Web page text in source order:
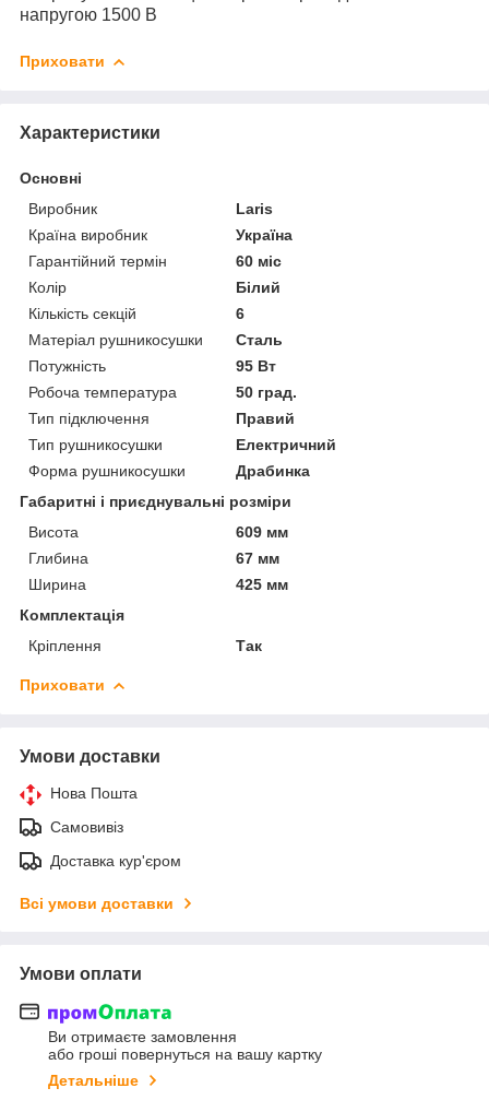
напругою 1500 В
Приховати
Характеристики
Основні
Виробник
Laris
Країна виробник
Україна
Гарантійний термін
60 міс
Колір
Білий
Кількість секцій
6
Матеріал рушникосушки
Сталь
Потужність
95 Вт
Робоча температура
50 град.
Тип підключення
Правий
Тип рушникосушки
Електричний
Форма рушникосушки
Драбинка
Габаритні і приєднувальні розміри
Висота
609 мм
Глибина
67 мм
Ширина
425 мм
Комплектація
Кріплення
Так
Приховати
Умови доставки
Нова Пошта
Самовивіз
Доставка кур'єром
Всі умови доставки
Умови оплати
Ви отримаєте замовлення
або гроші повернуться на вашу картку
Детальніше